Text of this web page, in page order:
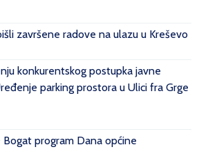
završene radove na ulazu u Kreševo
konkurentskog postupka javne
parking prostora u Ulici fra Grge
program Dana općine